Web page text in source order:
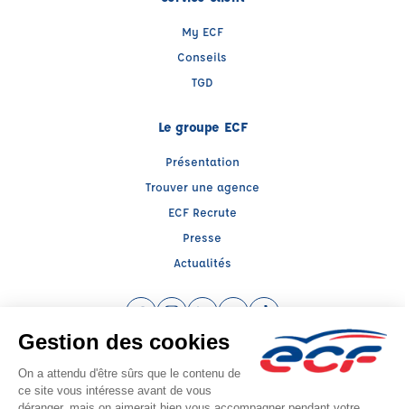
My ECF
Conseils
TGD
Le groupe ECF
Présentation
Trouver une agence
ECF Recrute
Presse
Actualités
Instagram (nouvelle fenêtre)
LinkedIn (nouvelle fenêtre)
YouTube (nouvelle fenêtre)
TikTok (nouvelle
Raison sociale : ECOLE DE CONDUITE LE DORON - Capital social: 10000€
SIREN: 894236538 - Numéro de TVA intracommunautaire: FR894236538
Agrément n°E02107300040